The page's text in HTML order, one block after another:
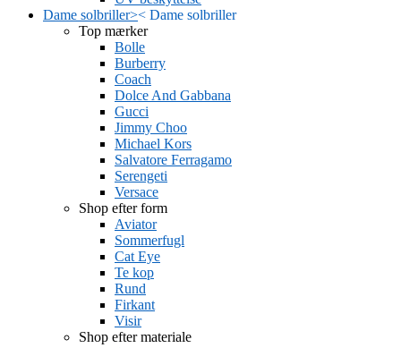
Dame solbriller>< Dame solbriller
Top mærker
Bolle
Burberry
Coach
Dolce And Gabbana
Gucci
Jimmy Choo
Michael Kors
Salvatore Ferragamo
Serengeti
Versace
Shop efter form
Aviator
Sommerfugl
Cat Eye
Te kop
Rund
Firkant
Visir
Shop efter materiale